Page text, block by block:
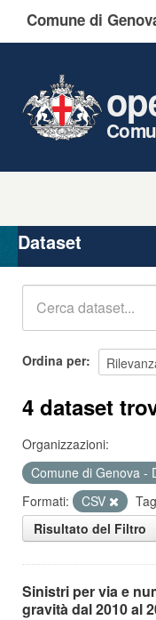
Comune di
Organizzazioni
Gruppi
Dataset
Ordina per
4 dataset
Organizzazioni:
Comune di Genova -
Formati:
CSV
Risultato del Filtro
Sinistri per via e
gravità dal 2010 al